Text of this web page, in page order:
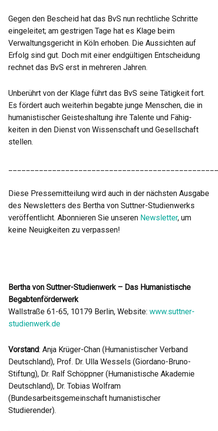
Gegen den Bescheid hat das BvS nun rechtliche Schritte
eingeleitet; am gestrigen Tage hat es Klage beim
Verwaltungsgericht in Köln erhoben. Die Aussichten auf
Erfolg sind gut. Doch mit einer endgültigen Entscheidung
rechnet das BvS erst in mehreren Jahren.
Unberührt von der Klage führt das BvS seine Tätigkeit fort.
Es fördert auch weiterhin begabte junge Menschen, die in
humanistischer Geisteshaltung ihre Talente und Fähig­
keiten in den Dienst von Wissenschaft und Gesellschaft
stellen.
Diese Pressemitteilung wird auch in der nächsten Ausgabe
des Newsletters des Bertha von Suttner-Studienwerks
veröffentlicht. Abonnieren Sie unseren Newsletter, um
keine Neuigkeiten zu verpassen!
Bertha von Suttner-Studienwerk – Das Humanistische
Begabtenförderwerk
Wallstraße 61-65, 10179 Berlin, Website:www.suttner-
studienwerk.de
Vorstand: Anja Krüger-Chan (Humanistischer Verband
Deutschland), Prof. Dr. Ulla Wessels (Giordano-Bruno-
Stiftung), Dr. Ralf Schöppner (Humanistische Akademie
Deutschland), Dr. Tobias Wolfram
(Bundesarbeitsgemeinschaft humanistischer
Studierender).